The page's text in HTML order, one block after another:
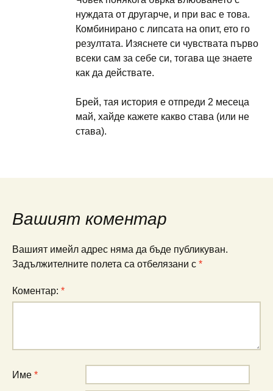
нуждата от другарче, и при вас е това.
Комбинирано с липсата на опит, ето го
резултата. Изяснете си чувствата първо
всеки сам за себе си, тогава ще знаете
как да действате.
Брей, тая история е отпреди 2 месеца
май, хайде кажете какво става (или не
става).
Вашият коментар
Вашият имейл адрес няма да бъде публикуван.
Задължителните полета са отбелязани с *
Коментар: *
Име *